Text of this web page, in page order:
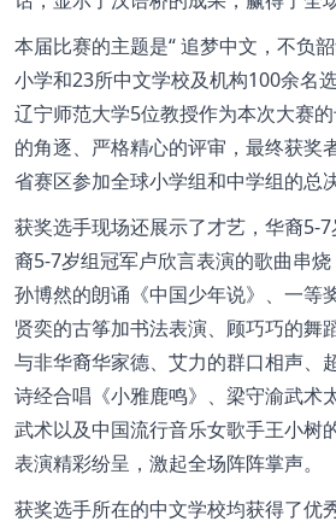
本届比赛的主题是“ 追梦中文，不负
小学和23所中文学校及机构100余名
辽宁师范大学5位教授作为本次大赛
的角逐、严格精心的评审，最终获奖
省赛区参加全球小学组和中学组的总决
获奖选手现场还展示了才艺，华裔5-
裔5-7岁组冠军卢欣言表演的歌曲串烧
孙博然的朗诵《中国少年说》、一等
贤奕的古筝加书法表演、顾巧巧的舞
与非华裔华家德、艾力的群口相声、
诗经合唱《小雅鹿鸣》、梁守渝武术
武术以及中国流行音乐女歌手王小树
表演精彩纷呈，激起全场阵阵掌声。
获奖选手所在的中文学校均获得了优